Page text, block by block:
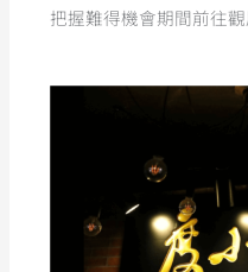
把握難得機會期間前往觀